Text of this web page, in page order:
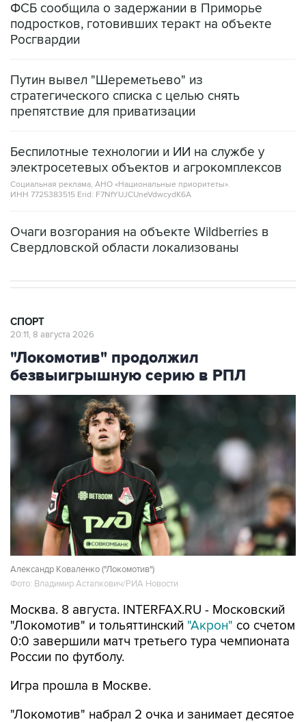
ФСБ сообщила о задержании в Приморье
подростков, готовивших теракт на объекте
Росгвардии
Путин вывел "Шереметьево" из
стратегического списка с целью снять
препятствие для приватизации
Беспилотные технологии и ИИ на службе у
электросетевых объектов и агрокомплексов
Социальная реклама, АНО «Национальные приоритеты».
ИНН 7725383515 Erid: F7NfYUJCUneVdwcydK6A
Очаги возгорания на объекте Wildberries в
Свердловской области локализованы
СПОРТ
20:11, 8 августа 2026
"Локомотив" продолжил
безвыигрышную серию в РПЛ
Александр Коваленко ("Локомотив")
Фото: Владимир Астапкович/РИА Новости
Москва. 8 августа. INTERFAX.RU - Московский
"Локомотив" и тольяттинский "Акрон" со счетом
0:0 завершили матч третьего тура чемпионата
России по футболу.
Игра прошла в Москве.
"Локомотив" набрал 2 очка и занимает десятое